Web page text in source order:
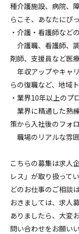
種介護施設、病院、
らこそ、あなたにぴ
・介護・看護師など
介護職、看護師、
剤師、支援員など医
年収アップやキャ
らの復職など、地域
・業界10年以上のプ
業界に精通した熟
策から入社後のフォ
職場のリアルな雰
こちらの募集は求人
レス」が取り扱って
どのお仕事のご相談
おきましては、求人
ありましたら、大変
問い合わせをお願い